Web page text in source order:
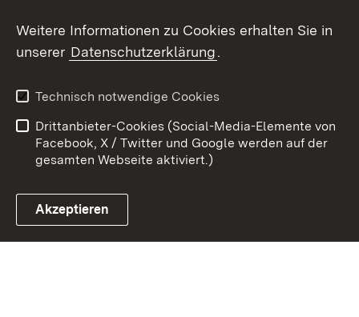
Link zum Landesportal
Kontakt
Datenschutz
Barrierefreiheit
Impressum Cookies
Weitere Informationen zu Cookies erhalten Sie in
unserer Datenschutzerklärung.
Technisch notwendige Cookies
Drittanbieter-Cookies (Social-Media-Elemente von
Facebook, X / Twitter und Google werden auf der
gesamten Webseite aktiviert.)
Akzeptieren